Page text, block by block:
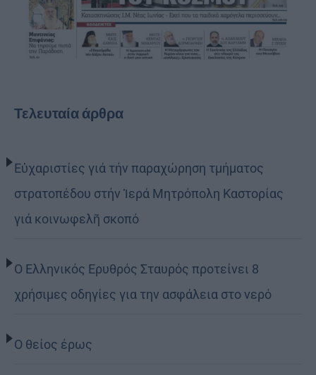
Τελευταία άρθρα
Εὐχαριστίες γιά τήν παραχώρηση τμήματος
στρατοπέδου στήν Ἱερά Μητρόπολη Καστορίας
γιά κοινωφελῆ σκοπό
Ο Ελληνικός Ερυθρός Σταυρός προτείνει 8
χρήσιμες οδηγίες για την ασφάλεια στο νερό
Ο θείος έρως